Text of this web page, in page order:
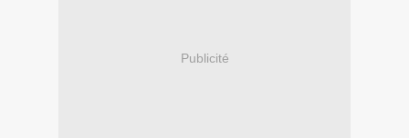
Publicité